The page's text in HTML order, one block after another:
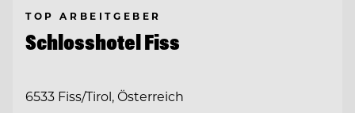
TOP ARBEITGEBER
Schlosshotel Fiss
6533 Fiss/Tirol, Österreich